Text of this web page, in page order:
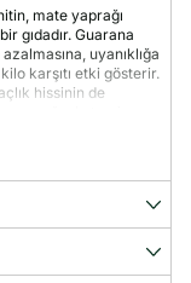
mate yaprağı
gıdadır. Guarana
uyanıklığa
karşıtı etki gösterir.
hissinin de
yardımcı olur. L-